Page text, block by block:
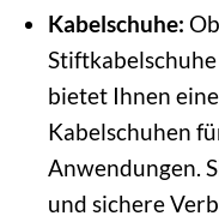
Kabelschuhe:
bietet Ihnen
Kabelschuhen
Anwendungen.
und sichere